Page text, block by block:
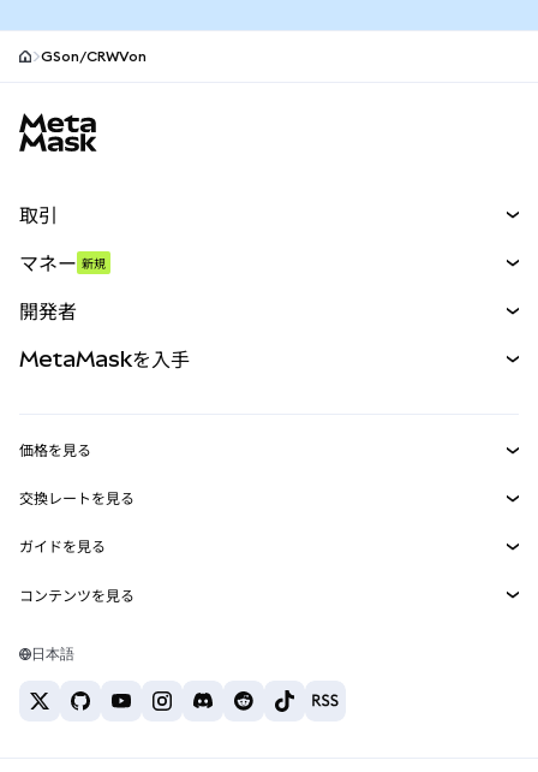
GSon/CRWVon
取引
パーペチュアル
RWA
マネー 新規
開発者
MetaMask Connect
Snaps
Web3サービス
MetaMaskを入手
セキュリティ
サポート
キャリア
お問い合わせ
価格を見る
イーサリアムの価格
Solanaの価格
Tetherの価格
交換レートを見る
ETH→USD
USDT→INR
BTC→INR
ETH→USDT
ガイドを見る
ETHの購入
USDTの購入
コンテンツを見る
Solanaウォレット
日本語